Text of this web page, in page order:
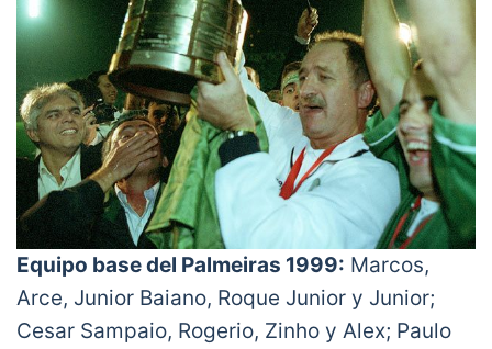
Equipo base del Palmeiras 1999: Marcos,
Arce, Junior Baiano, Roque Junior y Junior;
Cesar Sampaio, Rogerio, Zinho y Alex; Paulo